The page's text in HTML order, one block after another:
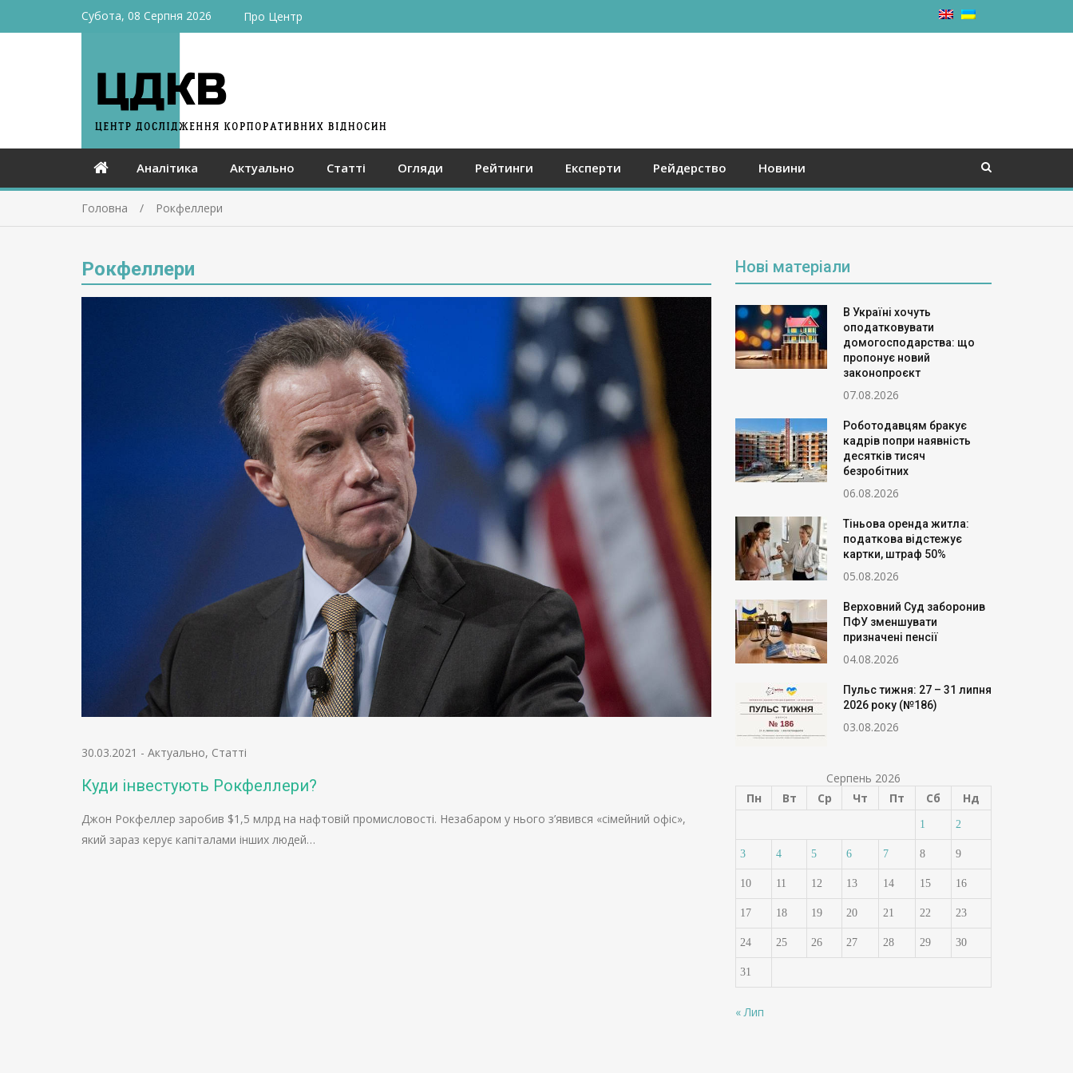
Субота, 08 Серпня 2026 Про Центр
Аналітика Актуально Статті Огляди Рейтинги Експерти Рейдерство Новини
Головна Рокфеллери
Рокфеллери
30.03.2021 - Актуально, Статті
Куди інвестують Рокфеллери?
Джон Рокфеллер заробив $1,5 млрд на нафтовій промисловості. Незабаром у нього з’явився «сімейний офіс»,
який зараз керує капіталами інших людей…
Нові матеріали
В Україні хочуть
оподатковувати
домогосподарства: що
пропонує новий
законопроєкт
07.08.2026
Роботодавцям бракує
кадрів попри наявність
десятків тисяч
безробітних
06.08.2026
Тіньова оренда житла:
податкова відстежує
картки, штраф 50%
05.08.2026
Верховний Суд заборонив
ПФУ зменшувати
призначені пенсії
04.08.2026
Пульс тижня: 27 – 31 липня
2026 року (№186)
03.08.2026
Серпень 2026
Пн
Вт Ср Чт Пт Сб Нд
1 2
3 4 5 6 7 8 9
10 11 12 13 14 15 16
17 18 19 20 21 22 23
24 25 26 27 28 29 30
31
« Лип